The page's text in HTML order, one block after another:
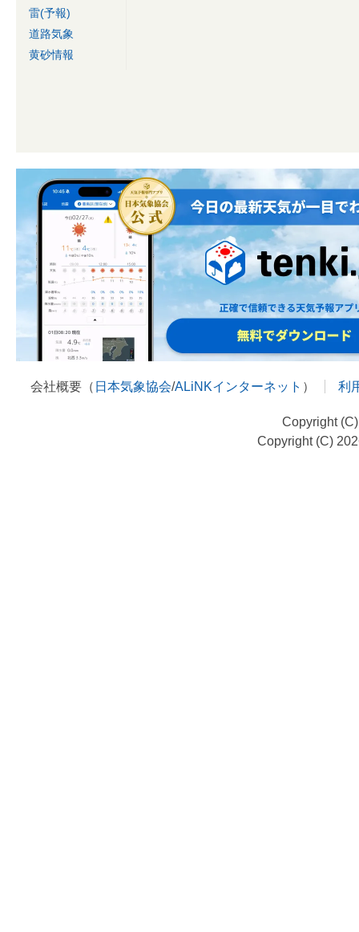
雷(予報)
道路気象
黄砂情報
会社概要（ 日本気象協会/ALiNKインターネット ） 利
Copyright
Copyright (C)